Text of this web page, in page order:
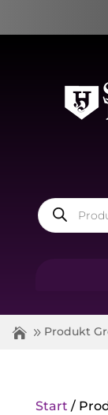
Products
search
Produkt
Start /